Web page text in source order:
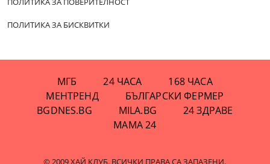
ПОЛИТИКА ЗА БИСКВИТКИ
МГБ 24 ЧАСА
168 ЧАСА
МЕНТРЕНД
БЪЛГАРСКИ ФЕРМЕР
BGDNES.BG
MILA.BG
24 ЗДРАВЕ
МАМА 24
© 2009 ХАЙ КЛУБ. ВСИЧКИ ПРАВА СА ЗАПАЗЕНИ.